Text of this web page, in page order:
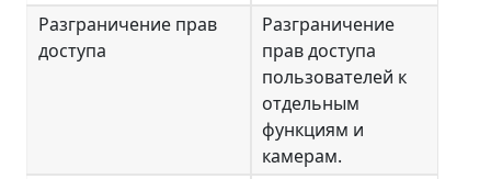
Разграничение прав
доступа
Разграничение
прав доступа
пользователей к
отдельным
функциям и
камерам.